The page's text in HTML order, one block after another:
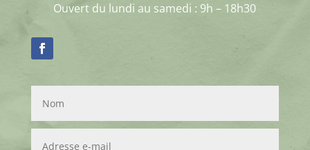
Ouvert du lundi au samedi : 9h – 18h30